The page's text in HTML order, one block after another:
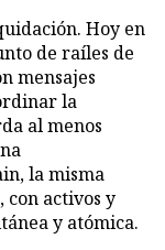
Hoy en
de raíles de
mensajes
la
al menos
la misma
con activos y
y atómica.